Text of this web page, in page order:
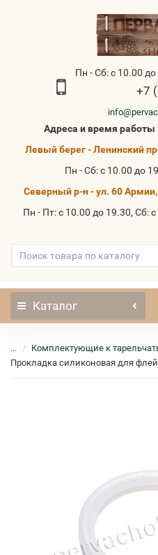
Пн - Сб: с 10.00
+7
Адреса и время
Левый берег - Ленинский
Пн - Сб: с 10.00 до
Северный р-н - ул. 60
Пн - Пт: с 10.00 до 19.30, Сб:
Каталог
...
Комплектующие к
Прокладка силиконовая для